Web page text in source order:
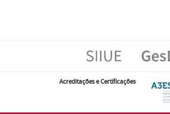
Acreditações e Certificações